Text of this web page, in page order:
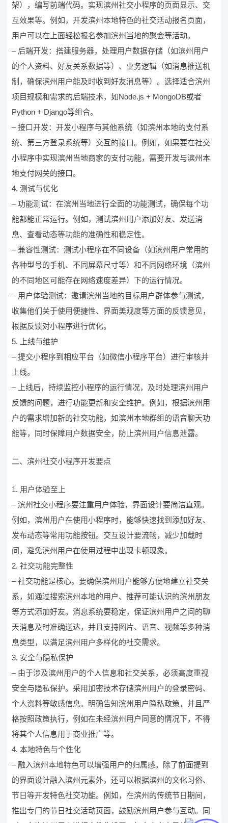
架），编写前端代码。实现滨州社交小程序的页面显示、交
互效果等。例如，开发滨州本地特色的社交活动报名页面，
用户可以在上面轻松报名参加滨州当地的聚会等活动。
– 后端开发：搭建服务器，处理用户数据存储（如滨州用户
的个人资料、好友关系数据等）、业务逻辑（如消息推送机
制，确保滨州用户能及时收到好友消息等）。选择适合滨州
项目规模和需求的后端技术，如Node.js + MongoDB或者
Python + Django等组合。
– 接口开发：开发小程序与其他系统（如滨州本地的支付系
统、第三方登录系统等）交互的接口。例如，如果要在社交
小程序中实现滨州当地商家的支付功能，需要开发与滨州本
地支付网关的接口。
4. 测试与优化
– 功能测试：在滨州当地进行全面的功能测试，确保每个功
能都能正常运行。例如，测试滨州用户添加好友、发送消
息、查看动态等功能的准确性和稳定性。
– 兼容性测试：测试小程序在不同设备（如滨州用户常用的
各种型号的手机、不同屏幕尺寸等）和不同网络环境（滨州
的不同地区可能存在网络速度差异）下的运行情况。
– 用户体验测试：邀请滨州当地的目标用户群体参与测试，
收集他们关于使用便捷性、界面美观度等方面的反馈意见，
根据反馈对小程序进行优化。
5. 上线与维护
– 提交小程序到相应平台（如微信小程序平台）进行审核并
上线。
– 上线后，持续监控小程序的运行情况，及时处理滨州用户
反馈的问题，进行功能更新和安全维护。例如，根据滨州用
户的需求增加新的社交功能，如滨州本地群组的语音聊天功
能等，同时保障用户数据安全，防止滨州用户信息泄露。
二、滨州社交小程序开发要点
1. 用户体验至上
– 滨州社交小程序要注重用户体验，界面设计要简洁直观。
例如，滨州用户在使用小程序时，能够快速找到添加好友、
发布动态等常用功能按钮。交互设计要流畅，减少加载时
间，避免滨州用户在使用过程中出现卡顿现象。
2. 社交功能完整性
– 社交功能是核心。要确保滨州用户能够方便地建立社交关
系，如通过搜索滨州本地的用户、推荐可能认识的滨州朋友
等方式添加好友。消息系统要稳定，保证滨州用户之间的聊
天消息及时准确送达，并且支持图片、语音、视频等多种消
息类型，以满足滨州用户多样化的社交需求。
3. 安全与隐私保护
– 由于涉及滨州用户的个人信息和社交关系，必须高度重视
安全与隐私保护。采用加密技术存储滨州用户的登录密码、
个人资料等敏感信息。明确告知滨州用户隐私政策，并且严
格按照政策执行，例如在未经滨州用户同意的情况下，不得
将其个人信息用于商业推广等。
4. 本地特色与个性化
– 融入滨州本地特色可以增强用户的归属感。除了前面提到
的界面设计融入滨州元素外，还可以根据滨州的文化习俗、
节日等开发特色社交功能。例如，在滨州的传统节日期间，
推出专门的节日社交活动页面，鼓励滨州用户参与互动。同